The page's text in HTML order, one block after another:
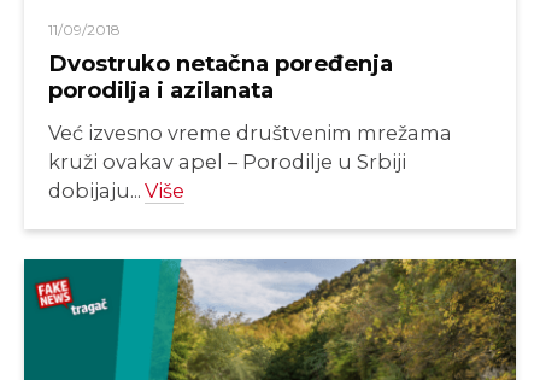
11/09/2018
Dvostruko netačna poređenja
porodilja i azilanata
Već izvesno vreme društvenim mrežama
kruži ovakav apel – Porodilje u Srbiji
dobijaju... Više